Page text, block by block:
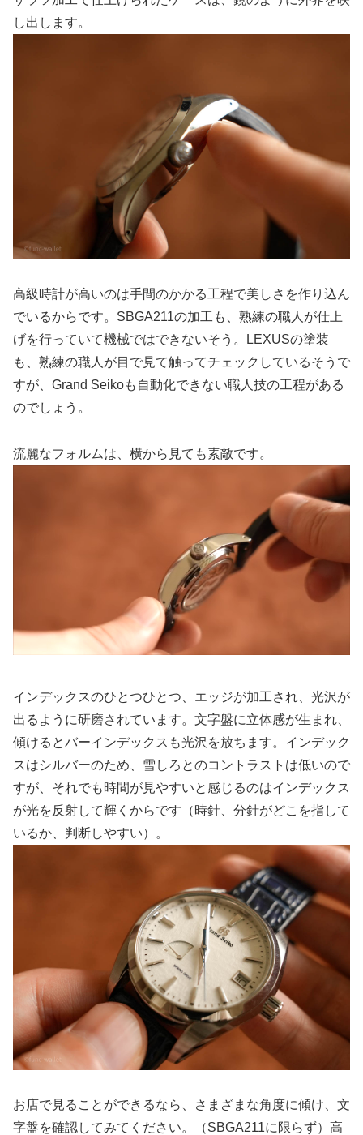
し出します。
高級時計が高いのは手間のかかる工程で美しさを作り込ん
でいるからです。SBGA211の加工も、熟練の職人が仕上
げを行っていて機械ではできないそう。LEXUSの塗装
も、熟練の職人が目で見て触ってチェックしているそうで
すが、Grand Seikoも自動化できない職人技の工程がある
のでしょう。
流麗なフォルムは、横から見ても素敵です。
インデックスのひとつひとつ、エッジが加工され、光沢が
出るように研磨されています。文字盤に立体感が生まれ、
傾けるとバーインデックスも光沢を放ちます。インデック
スはシルバーのため、雪しろとのコントラストは低いので
すが、それでも時間が見やすいと感じるのはインデックス
が光を反射して輝くからです（時針、分針がどこを指して
いるか、判断しやすい）。
お店で見ることができるなら、さまざまな角度に傾け、文
字盤を確認してみてください。（SBGA211に限らず）高